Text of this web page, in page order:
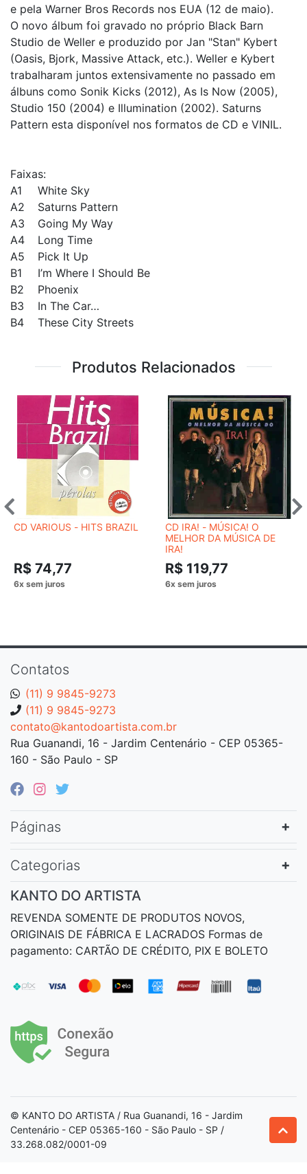
e pela Warner Bros Records nos EUA (12 de maio).
O novo álbum foi gravado no próprio Black Barn
Studio de Weller e produzido por Jan "Stan" Kybert
(Oasis, Bjork, Massive Attack, etc.). Weller e Kybert
trabalharam juntos extensivamente no passado em
álbuns como Sonik Kicks (2012), As Is Now (2005),
Studio 150 (2004) e Illumination (2002). Saturns
Pattern esta disponível nos formatos de CD e VINIL.
Faixas:
A1
White Sky
A2
Saturns Pattern
A3
Going My Way
A4
Long Time
A5
Pick It Up
B1
I’m Where I Should Be
B2
Phoenix
B3
In The Car…
B4
These City Streets
Produtos Relacionados
CD VARIOUS - HITS BRAZIL
R$ 74,77
CD IRA! - MÚSICA! O
MELHOR DA MÚSICA DE
IRA!
R$ 119,77
Contatos
(11) 9 9845-9273
(11) 9 9845-9273
contato@kantodoartista.com.br
Rua Guanandi, 16 - Jardim Centenário - CEP 05365-
160 - São Paulo - SP
Páginas
Categorias
KANTO DO ARTISTA
REVENDA SOMENTE DE PRODUTOS NOVOS,
ORIGINAIS DE FÁBRICA E LACRADOS Formas de
pagamento: CARTÃO DE CRÉDITO, PIX E BOLETO
© KANTO DO ARTISTA / Rua Guanandi, 16 - Jardim
Centenário - CEP 05365-160 - São Paulo - SP /
33.268.082/0001-09